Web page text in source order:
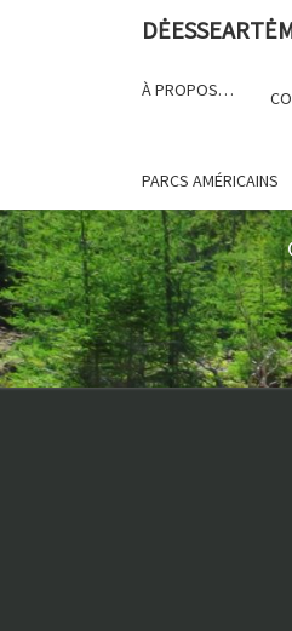
À PROPOS…
PARCS AMÉRICAINS